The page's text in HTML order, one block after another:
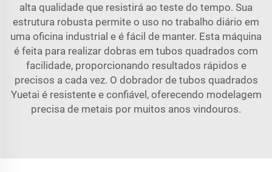
alta qualidade que resistirá ao teste do tempo. Sua
estrutura robusta permite o uso no trabalho diário em
uma oficina industrial e é fácil de manter. Esta máquina
é feita para realizar dobras em tubos quadrados com
facilidade, proporcionando resultados rápidos e
precisos a cada vez. O dobrador de tubos quadrados
Yuetai é resistente e confiável, oferecendo modelagem
precisa de metais por muitos anos vindouros.